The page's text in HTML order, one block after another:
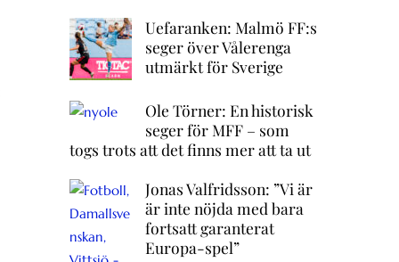
Uefaranken: Malmö FF:s
seger över Vålerenga
utmärkt för Sverige
Ole Törner: En historisk
seger för MFF – som
togs trots att det finns mer att ta ut
Jonas Valfridsson: ”Vi är
är inte nöjda med bara
fortsatt garanterat
Europa-spel”